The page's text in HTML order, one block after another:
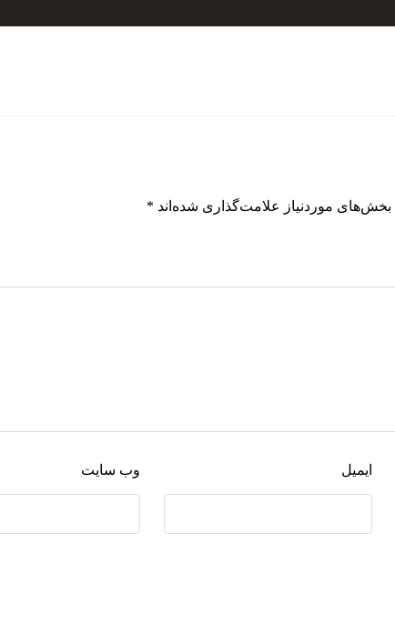
بخش‌های موردنیاز علامت‌گذاری شده‌اند *
ایمیل وب‌ سایت